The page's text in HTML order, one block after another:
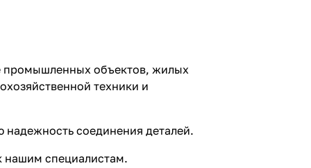
промышленных объектов, жилых
техники и
соединения деталей.
нашим специалистам.